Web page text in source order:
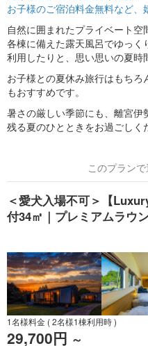
お子様のご宿泊料金無料など、
自然に囲まれたプライベート空
各棟に備えた露天風呂でゆっ
利用したりと、思い思いの夏時
お子様との夏休み旅行はもち
もおすすめです。
暑さの厳しい季節にも、離宮伊
残る夏のひとときをお過ごしく
このプラン
＜愛犬入場不可＞【
付34㎡｜プレミアムラウ
1名様料金 ( 2名様1棟利用時 )
29,700円 ～